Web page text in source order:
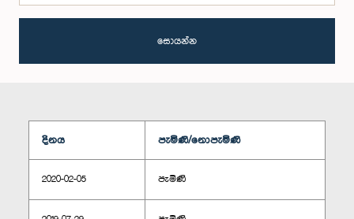
සොයන්න
දිනය පැමිණි/නොපැමිණි
2020-02-05 පැමිණි